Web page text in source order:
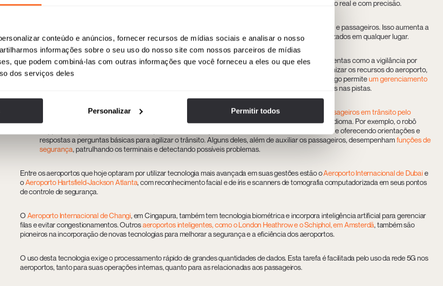
conteúdo e anúncios, fornecer recursos de mídias sociais e analisar o nosso
informações sobre o seu uso do nosso site com nossos parceiros de mídias
que podem combiná-las com outras informações que você forneceu a eles ou que eles
dos serviços deles
Personalizar Permitir todos
protegidos. Outro uso prático da tecnologia blockchain é o rastreamento de bagagens em tempo real e com precisão.
alguns aeroportos incorporam scanners remotos para bagagens e passageiros. Isso aumenta a
eficiência, a segurança e reduz os custos, permitindo a triagem remota com especialistas localizados em qualquer lugar.
Inteligência artificial e análise preditiva de tráfego:a inteligência artificial é incorporada a ferramentas como a vigilância por
vídeo. Capaz de detectar padrões ou comportamentos suspeitos, ela também é usada para otimizar os recursos do aeroporto,
detectando o fluxo de passageiros e distribuindo a equipe de acordo. A análise preditiva de tráfego permiteum gerenciamento
, reduzindo o congestionamento e os atrasos nas pistas.
Robôs e assistentes virtuais:ter esse tipo de tecnologia é um grande avanço para
ajudar os passageiros em trânsito pelo
terminal
, especialmente aqueles que são viajantes menos experientes ou que não entendem o idioma. Por exemplo, o robô
Pepper está presente em vários aeroportos do mundo, prestando assistência em vários idiomas e oferecendo orientações e
respostas a perguntas básicas para agilizar o trânsito. Alguns deles, além de auxiliar os passageiros, desempenham funções de
segurança, patrulhando os terminais e detectando possíveis problemas.
Entre os aeroportos que hoje optaram por utilizar tecnologia mais avançada em suas gestões estão oAeroporto Internacional de Dubaie
oAeroporto Hartsfield-Jackson Atlanta, com reconhecimento facial e de íris e scanners de tomografia computadorizada em seus pontos
de controle de segurança.
O Aeroporto Internacional de Changi, em Cingapura, também tem tecnologia biométrica e incorpora inteligência artificial para gerenciar
filas e evitar congestionamentos. Outrosaeroportos inteligentes, como o London Heathrow e o Schiphol, em Amsterdã, também são
pioneiros na incorporação de novas tecnologias para melhorar a segurança e a eficiência dos aeroportos.
O uso desta tecnologia exige o processamento rápido de grandes quantidades de dados. Esta tarefa é facilitada pelo uso da rede 5G nos
aeroportos, tanto para suas operações internas, quanto para as relacionadas aos passageiros.